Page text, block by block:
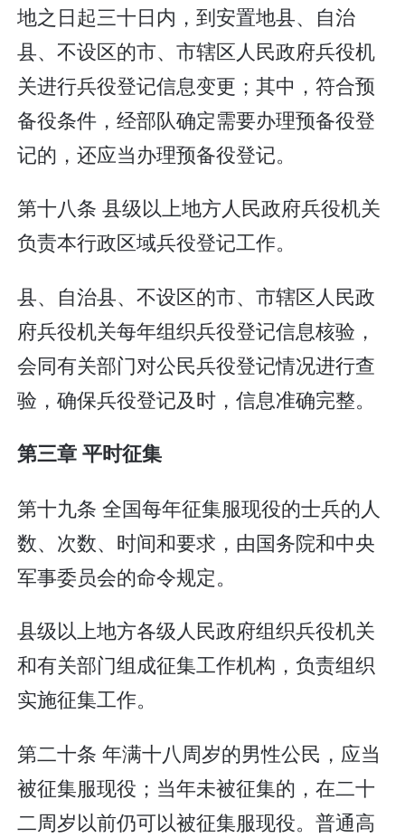
地之日起三十日内，到安置地县、自治
县、不设区的市、市辖区人民政府兵役机
关进行兵役登记信息变更；其中，符合预
备役条件，经部队确定需要办理预备役登
记的，还应当办理预备役登记。
第十八条 县级以上地方人民政府兵役机关
负责本行政区域兵役登记工作。
县、自治县、不设区的市、市辖区人民政
府兵役机关每年组织兵役登记信息核验，
会同有关部门对公民兵役登记情况进行查
验，确保兵役登记及时，信息准确完整。
第三章 平时征集
第十九条 全国每年征集服现役的士兵的人
数、次数、时间和要求，由国务院和中央
军事委员会的命令规定。
县级以上地方各级人民政府组织兵役机关
和有关部门组成征集工作机构，负责组织
实施征集工作。
第二十条 年满十八周岁的男性公民，应当
被征集服现役；当年未被征集的，在二十
二周岁以前仍可以被征集服现役。普通高